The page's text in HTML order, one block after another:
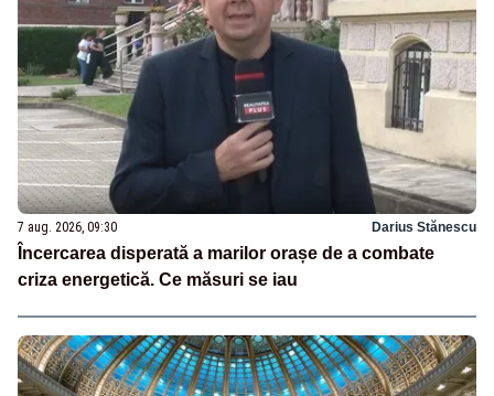
7 aug. 2026, 09:30 Darius Stănescu
Încercarea disperată a marilor orașe de a combate
criza energetică. Ce măsuri se iau